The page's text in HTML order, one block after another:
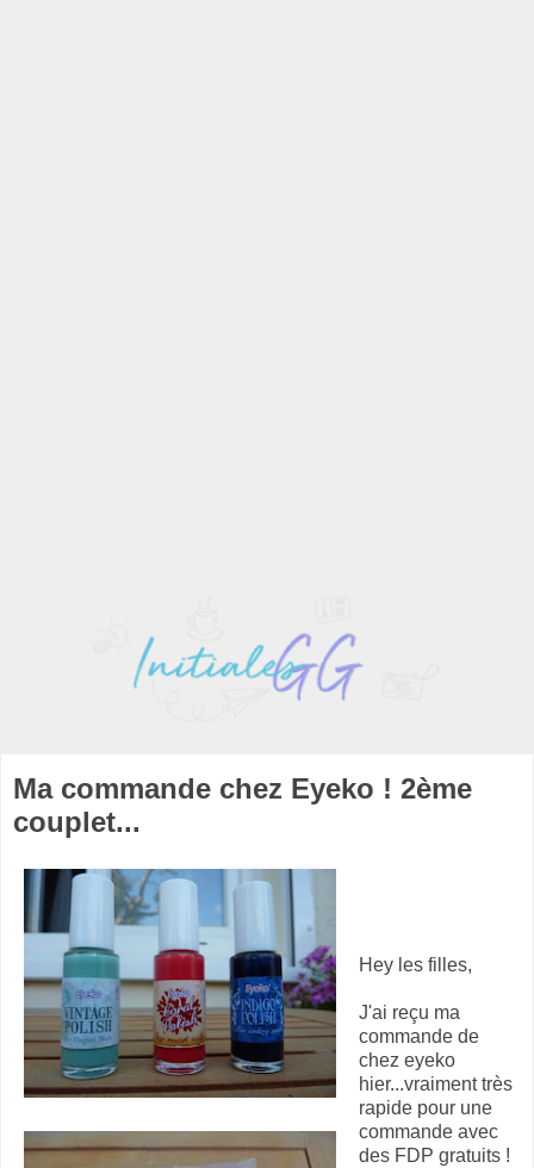
Ma commande chez Eyeko ! 2ème
couplet...
Hey les filles,
J'ai reçu ma
commande de
chez eyeko
hier...vraiment très
rapide pour une
commande avec
des FDP gratuits !